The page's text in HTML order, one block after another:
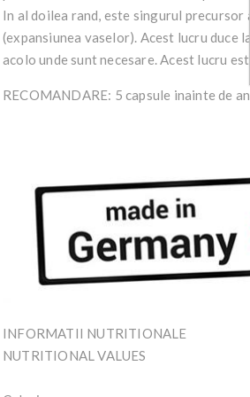
In al doilea rand, este singurul
(expansiunea vaselor). Acest lucru duce
acolo unde sunt necesare. Acest lucru
RECOMANDARE: 5 capsule inainte de
INFORMATII NUTRITIONALE
NUTRITIONAL VALUES